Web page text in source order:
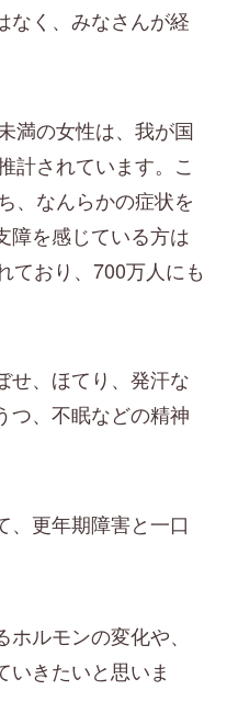
なく、みなさんが経
満の女性は、我が国
計されています。こ
、なんらかの症状を
障を感じている方は
ており、700万人にも
せ、ほてり、発汗な
つ、不眠などの精神
、更年期障害と一口
ルモンの変化や、
いきたいと思いま